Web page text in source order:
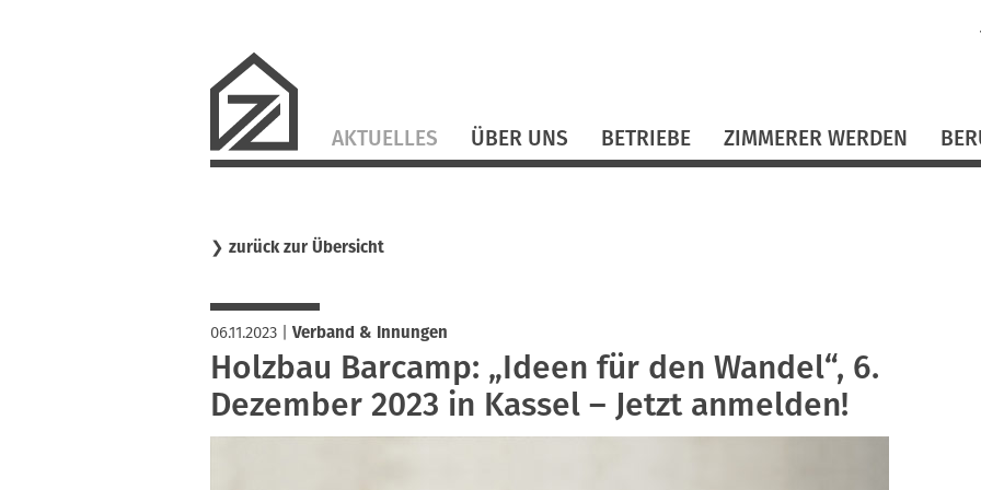
überspringen
AKTUELLES ÜBER UNS BETRIEBE ZIMMERER WERDEN
❯ zurück zur Übersicht
06.11.2023| Verband & Innungen
Holzbau Barcamp: „Ideen für den Wandel“, 6.
Dezember 2023 in Kassel – Jetzt anmelden!